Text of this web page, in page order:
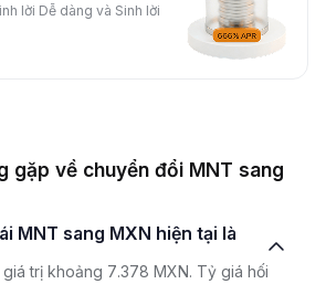
lời Dễ dàng và Sinh lời
gặp về chuyển đổi MNT sang
trị khoảng 7.378 MXN. Tỷ giá hối